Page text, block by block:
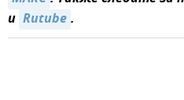
и Rutube.